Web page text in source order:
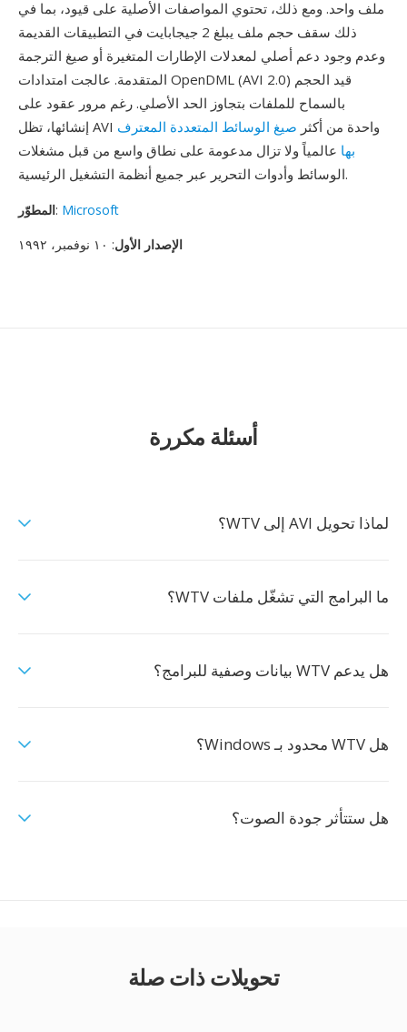
ملف واحد. ومع ذلك، تحتوي المواصفات الأصلية على قيود، بما في
ذلك سقف حجم ملف يبلغ 2 جيجابايت في التطبيقات القديمة
وعدم وجود دعم أصلي لمعدلات الإطارات المتغيرة أو صيغ الترجمة
المتقدمة. عالجت امتدادات OpenDML (AVI 2.0) قيد الحجم
بالسماح للملفات بتجاوز الحد الأصلي. رغم مرور عقود على
إنشائها، تظل AVI واحدة من أكثر صيغ الوسائط المتعددة المعترف
بها عالمياً ولا تزال مدعومة على نطاق واسع من قبل مشغلات
الوسائط وأدوات التحرير عبر جميع أنظمة التشغيل الرئيسية.
المطوّر: Microsoft
الإصدار الأول: ١٠ نوفمبر، ١٩٩٢
أسئلة مكررة
لماذا تحويل AVI إلى WTV؟
ما البرامج التي تشغّل ملفات WTV؟
هل يدعم WTV بيانات وصفية للبرامج؟
هل WTV محدود بـ Windows؟
هل ستتأثر جودة الصوت؟
تحويلات ذات صلة